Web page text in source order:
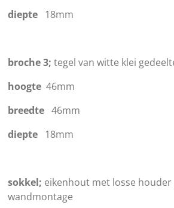
diepte18mm
broche 3; tegel van witte klei
hoogte46mm
breedte46mm
diepte18mm
sokkel; eikenhout met losse
wandmontage